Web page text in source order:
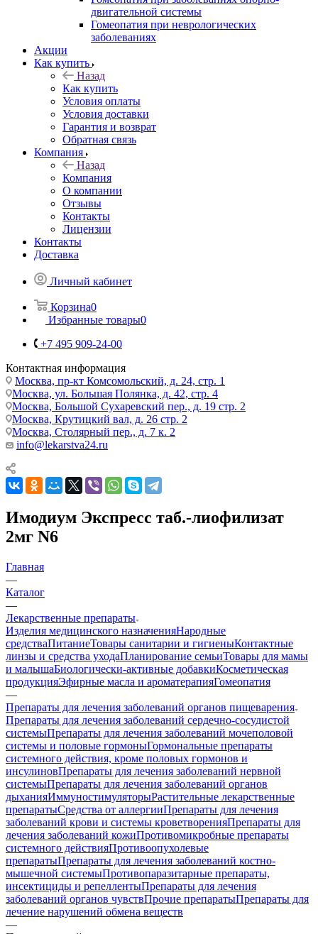
двигательной системы
Гомеопатия при неврологических
заболеваниях
Акции
Как купить
Назад
Как купить
Условия оплаты
Условия доставки
Гарантия и возврат
Обратная связь
Компания
Назад
Компания
О компании
Отзывы
Контакты
Лицензии
Контакты
Доставка
Личный кабинет
Корзина0
Избранные товары0
+7 495 909-24-00
Контактная информация
Москва, пр-кт Комсомольский, д. 24, стр. 1
Москва, ул. Большая Полянка, д. 42, стр. 4
Москва, Большой Сухаревский пер., д. 19 стр. 2
Москва, Крутицкий вал, д. 26 стр. 2
Москва, Столярный пер., д. 7 к. 2
info@lekarstva24.ru
Имодиум Экспресс таб.-лиофилизат
2мг N6
Главная
—
Каталог
—
Лекарственные препараты
Изделия медицинского назначенияНародные
средстваПитаниеТовары санитарии и гигиеныКонтактные
линзы и средства уходаПланирование семьиТовары для мамы
и малышаБиологически-активные добавкиКосметическая
продукцияЭфирные масла и ароматерапияГомеопатия
—
Препараты для лечения заболеваний органов пищеварения
Препараты для лечения заболеваний сердечно-сосудистой
системыПрепараты для лечения заболеваний мочеполовой
системы и половые гормоныГормональные препараты
системного действия, кроме половых гормонов и
инсулиновПрепараты для лечения заболеваний нервной
системыПрепараты для лечения заболеваний органов
дыханияИммуностимуляторыРастительные лекарственные
препаратыСредства от аллергииПрепараты для лечения
заболеваний крови и системы кроветворенияПрепараты для
лечения заболеваний кожиПротивомикробные препараты
системного действияПротивоопухолевые
препаратыПрепараты для лечения заболеваний костно-
мышечной системыПротивопаразитарные препараты,
инсектициды и репеллентыПрепараты для лечения
заболеваний органов чувствПрочие препаратыПрепараты для
лечение нарушений обмена веществ
—